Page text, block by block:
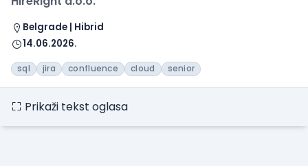
Belgrade | Hibrid
14.06.2026.
sql jira confluence cloud senior
Prikaži tekst oglasa